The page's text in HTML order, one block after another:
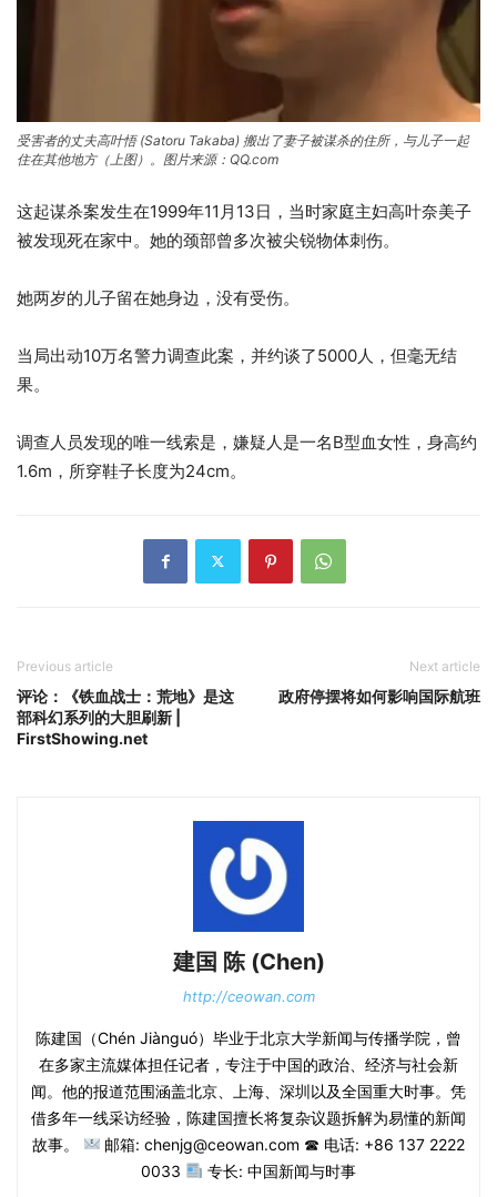
受害者的丈夫高叶悟 (Satoru Takaba) 搬出了妻子被谋杀的住所，与儿子一起
住在其他地方（上图）。图片来源：QQ.com
这起谋杀案发生在1999年11月13日，当时家庭主妇高叶奈美子
被发现死在家中。她的颈部曾多次被尖锐物体刺伤。
她两岁的儿子留在她身边，没有受伤。
当局出动10万名警力调查此案，并约谈了5000人，但毫无结
果。
调查人员发现的唯一线索是，嫌疑人是一名B型血女性，身高约
1.6m，所穿鞋子长度为24cm。
Previous article
评论：《铁血战士：荒地》是这
部科幻系列的大胆刷新 |
FirstShowing.net
Next article
政府停摆将如何影响国际航班
建国 陈 (Chen)
http://ceowan.com
陈建国（Chén Jiànguó）毕业于北京大学新闻与传播学院，曾
在多家主流媒体担任记者，专注于中国的政治、经济与社会新
闻。他的报道范围涵盖北京、上海、深圳以及全国重大时事。凭
借多年一线采访经验，陈建国擅长将复杂议题拆解为易懂的新闻
故事。
邮箱: chenjg@ceowan.com ☎ 电话: +86 137 2222
0033
专长: 中国新闻与时事